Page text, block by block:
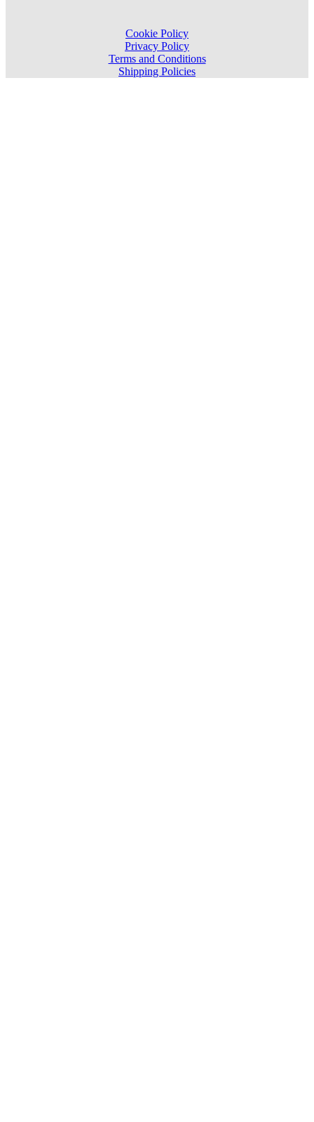
Cookie Policy
Privacy Policy
Terms and Conditions
Shipping Policies